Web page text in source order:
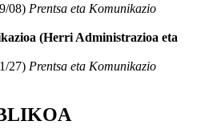
08) Prentsa eta Komunikazio
(Herri Administrazioa eta
27) Prentsa eta Komunikazio